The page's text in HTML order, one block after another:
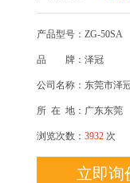
产品型号：ZG-50SA
品 牌：泽冠
公司名称：东莞市泽
所 在 地：广东东莞
浏览次数： 3932 次
立即询